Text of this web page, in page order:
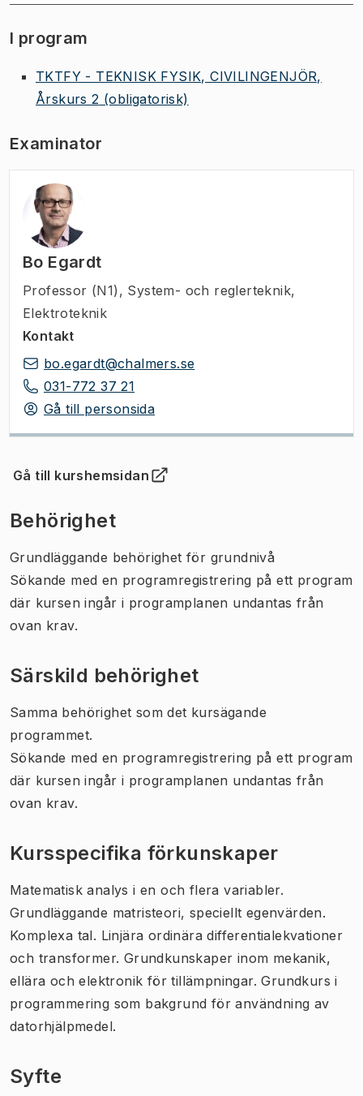
I program
TKTFY - TEKNISK FYSIK, CIVILINGENJÖR,
Årskurs 2 (obligatorisk)
Examinator
Bo Egardt
Professor (N1) , System- och reglerteknik,
Elektroteknik
Kontakt
bo.egardt@chalmers.se
031-772 37 21
Gå till personsida
Gå till kurshemsidan
(Öppnas i ny flik)
Behörighet
Grundläggande behörighet för grundnivå
Sökande med en programregistrering på ett program
där kursen ingår i programplanen undantas från
ovan krav.
Särskild behörighet
Samma behörighet som det kursägande
programmet.
Sökande med en programregistrering på ett program
där kursen ingår i programplanen undantas från
ovan krav.
Kursspecifika förkunskaper
Matematisk analys i en och flera variabler.
Grundläggande matristeori, speciellt egenvärden.
Komplexa tal. Linjära ordinära differentialekvationer
och transformer. Grundkunskaper inom mekanik,
ellära och elektronik för tillämpningar. Grundkurs i
programmering som bakgrund för användning av
datorhjälpmedel.
Syfte